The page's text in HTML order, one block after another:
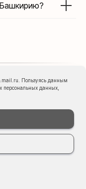
Пользуясь данным
персональных данных,